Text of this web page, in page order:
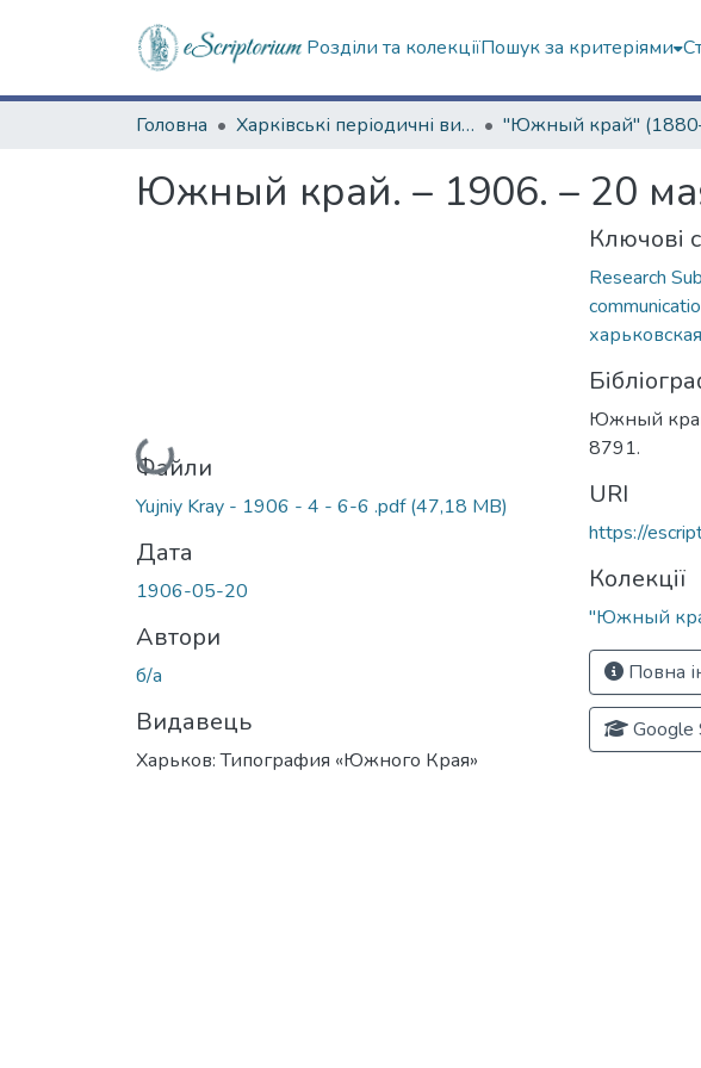
Розділи та колекціїПошук за критеріями
Головна Харківські періодичні видання
Южный край. – 1906. – 20
Вантажиться...
Файли
Yujniy Kray - 1906 - 4 - 6-6 .pdf(47,18 MB)
Дата
1906-05-20
Автори
б/а
Видавець
Харьков: Типография «Южного Края»
Ключові
Research
Южный
8791.
URI
https://
Колекції
"Южный
Повна
Google